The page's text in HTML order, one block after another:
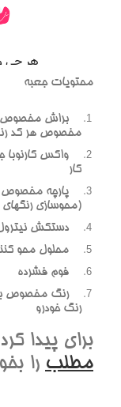
محتویات جعبه
براش مخصوص
مخصوص هر کد
واکس کارنوبا
کار
(محوسازی رنگهای
دستکش
محلول محو
فوم فشرده
رنگ مخصوص با
رنگ خودرو
برای پیدا
مطلب را